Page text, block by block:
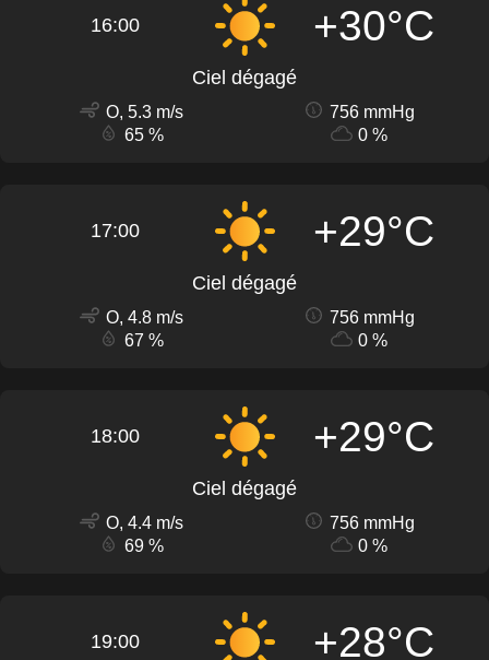
16:00 +30°C
Ciel dégagé
O, 5.3 m/s
756 mmHg
65 %
0 %
17:00 +29°C
Ciel dégagé
O, 4.8 m/s
756 mmHg
67 %
0 %
18:00 +29°C
Ciel dégagé
O, 4.4 m/s
756 mmHg
69 %
0 %
19:00 +28°C